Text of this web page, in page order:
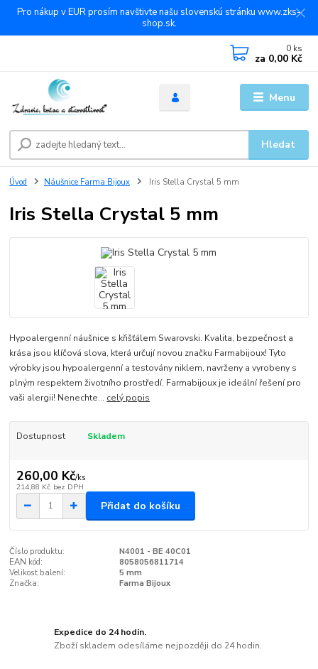
Pro nákup v EUR prosím navštivte našu slovenskú stránku www.zks-
shop.sk.
Menu
Hledat
0 ks
za 0,00 Kč
Úvod Náušnice Farma Bijoux Iris Stella Crystal 5 mm
Iris Stella Crystal 5 mm
Hypoalergenní náušnice s křišťálem Swarovski. Kvalita, bezpečnost a
krása jsou klíčová slova, která určují novou značku Farmabijoux! Tyto
výrobky jsou hypoalergenní a testovány niklem, navrženy a vyrobeny s
plným respektem životního prostředí. Farmabijoux je ideální řešení pro
vaši alergii! Nenechte... celý popis
Dostupnost Skladem
260,00 Kč/ks
214,88 Kč bez DPH
Přidat do košíku
Číslo produktu:
N4001 - BE 40C01
EAN kód:
8058056811714
Velikost balení:
5 mm
Značka:
Farma Bijoux
Expedice do 24 hodin.
Zboží skladem odesíláme nejpozději do 24 hodin.